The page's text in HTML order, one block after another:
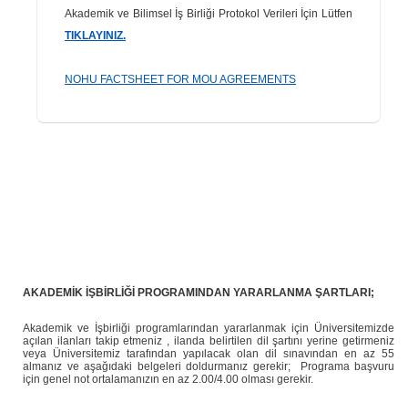
Akademik ve Bilimsel İş Birliği Protokol Verileri İçin Lütfen
TIKLAYINIZ.
NOHU FACTSHEET FOR MOU AGREEMENTS
AKADEMİK İŞBİRLİĞİ PROGRAMINDAN YARARLANMA ŞARTLARI;
Akademik ve İşbirliği programlarından yararlanmak için Üniversitemizde
açılan ilanları takip etmeniz , ilanda belirtilen dil şartını yerine getirmeniz
veya Üniversitemiz tarafından yapılacak olan dil sınavından en az 55
almanız ve aşağıdaki belgeleri doldurmanız gerekir; Programa başvuru
için genel not ortalamanızın en az 2.00/4.00 olması gerekir.